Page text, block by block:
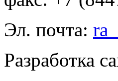
Эл. почта:
Разработка